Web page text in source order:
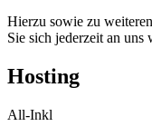
Hierzu sowie zu
Sie sich jederzeit an uns
Hosting
All-Inkl